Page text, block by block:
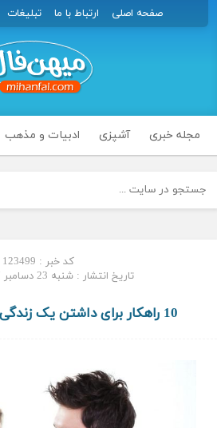
صفحه اصلی ارتباط با ما تبلیغات
مجله خبری آشپزی ادبیات و مذهب
کد خبر : 123499
تاریخ انتشار : شنبه 23 دسامبر 2017 - 10:37
10 راهکار برای داشتن یک زندگی با دوام و عاشقانه